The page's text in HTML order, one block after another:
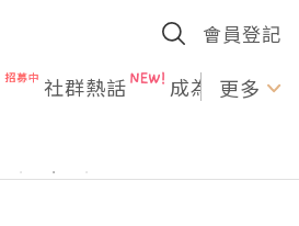
會員登記
社群熱話 成為U更多